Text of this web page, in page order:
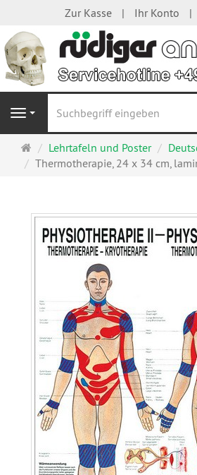
Zur Kasse Ihr Konto
Navigation
Startseite
Lehrtafeln und Poster
Thermotherapie, 24 x 34 cm,